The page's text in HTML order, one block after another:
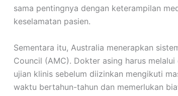
sama pentingnya dengan keterampilan
keselamatan pasien.
Sementara itu, Australia menerapkan
Council (AMC). Dokter asing harus
ujian klinis sebelum diizinkan mengikuti
waktu bertahun-tahun dan memerlukan